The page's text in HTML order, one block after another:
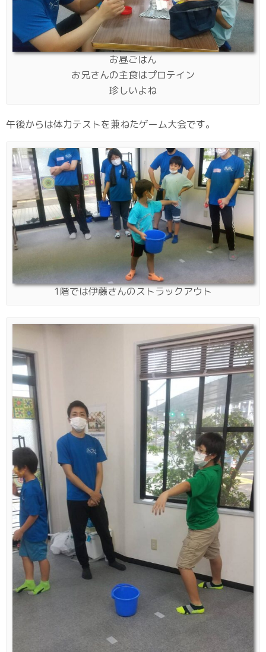
お昼ごはん
お兄さんの主食はプロテイン
珍しいよね
午後からは体力テストを兼ねたゲーム大会です。
1階では伊藤さんのストラックアウト